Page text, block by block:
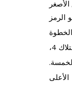
الرمز
الخطوة
3 في العمود "أ"، و100 ضعف لامتلاك 4،
ضعف لخمسة.